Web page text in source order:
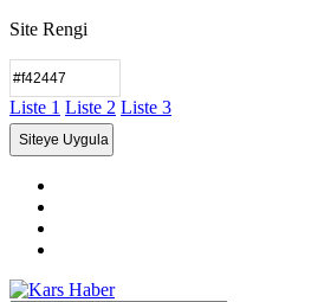
Site Rengi
Liste 1 Liste 2 Liste 3